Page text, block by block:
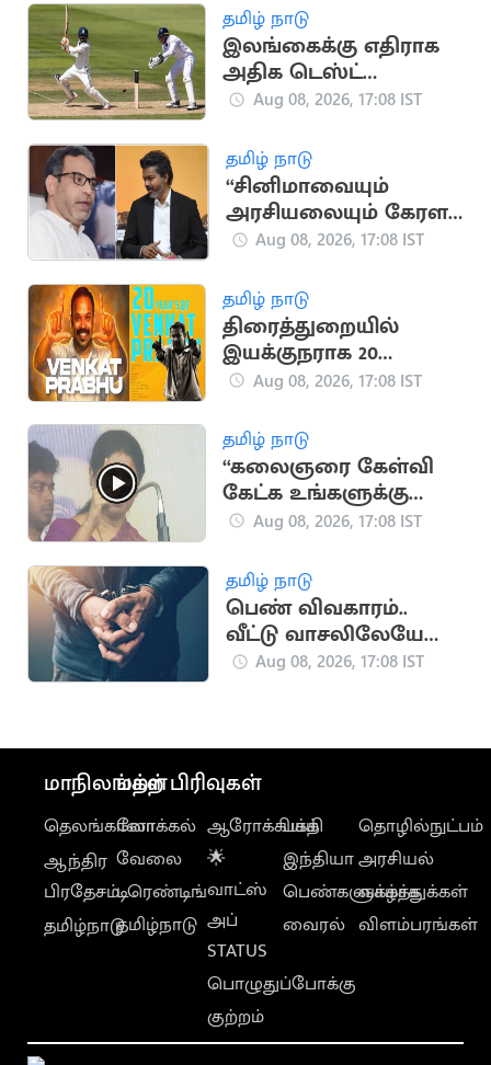
தமிழ் நாடு
இலங்கைக்கு எதிராக
அதிக டெஸ்ட்
விக்கெட்டுகள்
வீரர்கள்
Aug 08, 2026, 17:08 IST
தமிழ் நாடு
“சினிமாவையும்
அரசியலையும் கேரள
மக்கள் பிரித்துப் பார்க்க
Aug 08, 2026, 17:08 IST
தமிழ் நாடு
திரைத்துறையில்
இயக்குநராக 20
ஆண்டுகள் நிறைவு..
நெகிழ்ச்சி பதிவு
Aug 08, 2026, 17:08 IST
தமிழ் நாடு
“கலைஞரை கேள்வி
கேட்க உங்களுக்கு
தகுதியில்லை” -
Aug 08, 2026, 17:08 IST
தமிழ் நாடு
பெண் விவகாரம்..
வீட்டு வாசலிலேயே
ஒருவருக்கு அரிவாள்
Aug 08, 2026, 17:08 IST
மாநிலங்கள்
தெலங்கானா
ஆந்திர
பிரதேசம்
தமிழ்நாடு
மற்ற பிரிவுகள்
லோக்கல்
வேலை
டிரெண்டிங்
தமிழ்நாடு
ஆரோக்கியம்
🌟
வாட்ஸ்
அப்
STATUS
பொழுதுப்போக்கு
குற்றம்
பக்தி
இந்தியா
பெண்களுக்காக
வைரல்
தொழில்நுட்பம்
அரசியல்
வாழ்த்துக்கள்
விளம்பரங்கள்